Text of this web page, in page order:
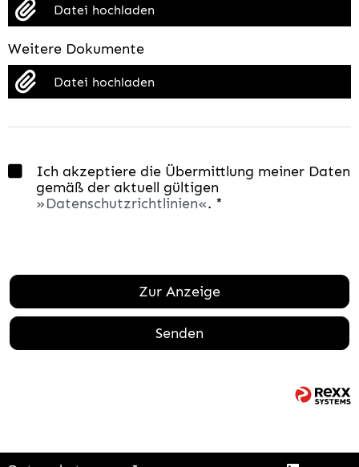
Datei hochladen
Weitere Dokumente
Datei hochladen
Ich akzeptiere die Übermittlung meiner Daten
gemäß der aktuell gültigen
Datenschutzrichtlinien
. *
Zur Anzeige
Senden